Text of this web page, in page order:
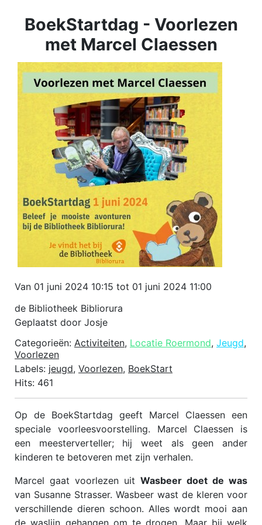
BoekStartdag - Voorlezen
met Marcel Claessen
Van 01 juni 2024 10:15 tot 01 juni 2024 11:00
de Bibliotheek Bibliorura
Geplaatst door Josje
Categorieën: Activiteiten, Locatie Roermond, Jeugd,
Voorlezen
Labels: jeugd, Voorlezen, BoekStart
Hits: 461
Op de BoekStartdag geeft Marcel Claessen een
speciale voorleesvoorstelling. Marcel Claessen is
een meesterverteller; hij weet als geen ander
kinderen te betoveren met zijn verhalen.
Marcel gaat voorlezen uit Wasbeer doet de was
van Susanne Strasser. Wasbeer wast de kleren voor
verschillende dieren schoon. Alles wordt mooi aan
de waslijn gehangen om te drogen. Maar bij welk